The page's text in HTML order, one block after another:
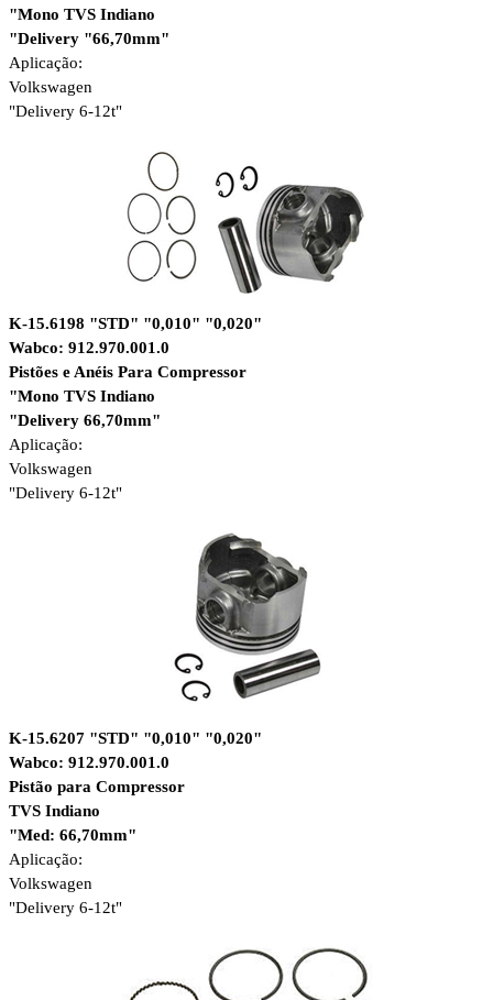
"Mono TVS Indiano
"Delivery "66,70mm"
Aplicação:
Volkswagen
"Delivery 6-12t"
K-15.6198 "STD" "0,010" "0,020"
Wabco: 912.970.001.0
Pistões e Anéis Para Compressor
"Mono TVS Indiano
"Delivery 66,70mm"
Aplicação:
Volkswagen
"Delivery 6-12t"
K-15.6207 "STD" "0,010" "0,020"
Wabco: 912.970.001.0
Pistão para Compressor
TVS Indiano
"Med: 66,70mm"
Aplicação:
Volkswagen
"Delivery 6-12t"